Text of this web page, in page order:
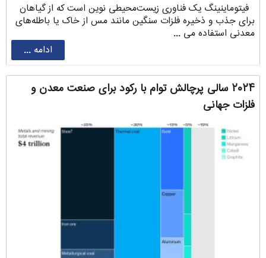
فیتوماینینگ یک فناوری زیست‌محیطی نوین است که از گیاهان
برای جذب و ذخیره فلزات سنگین مانند مس از خاک یا باطله‌های
معدنی استفاده می ...
ادامه ...
۲۰۲۴ سالی پرچالش توام با رکود برای صنعت معدن و
فلزات جهانی